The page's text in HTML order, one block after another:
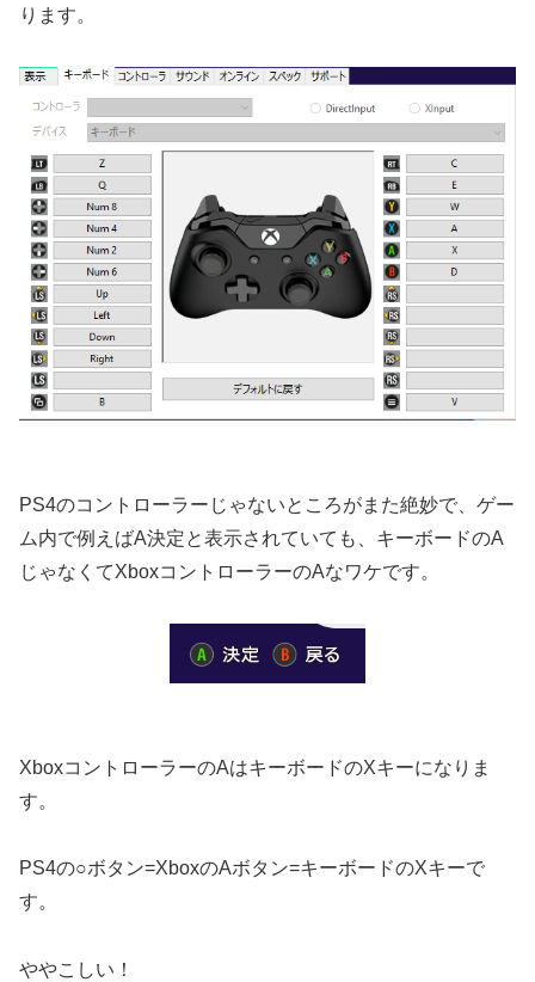
ります。
PS4のコントローラーじゃないところがまた絶妙で、ゲー
ム内で例えばA決定と表示されていても、キーボードのA
じゃなくてXboxコントローラーのAなワケです。
XboxコントローラーのAはキーボードのXキーになりま
す。
PS4の○ボタン=XboxのAボタン=キーボードのXキーで
す。
ややこしい！